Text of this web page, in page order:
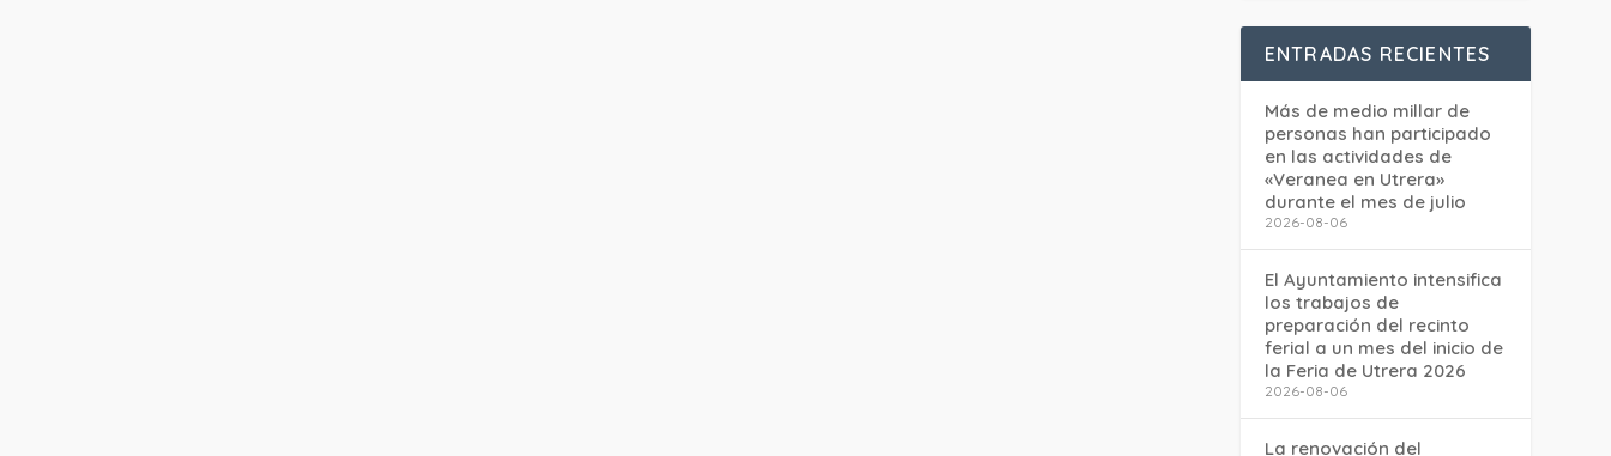
ENTRADAS RECIENTES
Más de medio millar de
personas han participado
en las actividades de
«Veranea en Utrera»
durante el mes de julio
2026-08-06
El Ayuntamiento intensifica
los trabajos de
preparación del recinto
ferial a un mes del inicio de
la Feria de Utrera 2026
2026-08-06
La renovación del